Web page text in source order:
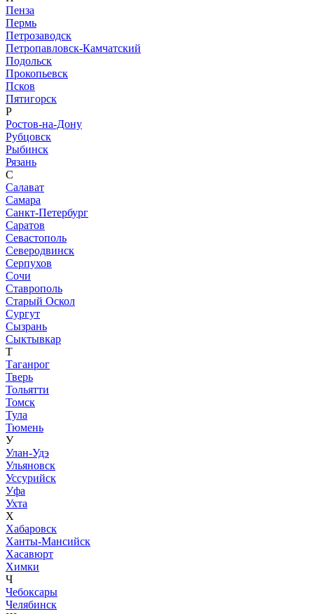
Пенза
Пермь
Петрозаводск
Петропавловск-Камчатский
Подольск
Прокопьевск
Псков
Пятигорск
Р
Ростов-на-Дону
Рубцовск
Рыбинск
Рязань
С
Салават
Самара
Санкт-Петербург
Саратов
Севастополь
Северодвинск
Серпухов
Сочи
Ставрополь
Старый Оскол
Сургут
Сызрань
Сыктывкар
Т
Таганрог
Тверь
Тольятти
Томск
Тула
Тюмень
У
Улан-Удэ
Ульяновск
Уссурийск
Уфа
Ухта
Х
Хабаровск
Ханты-Мансийск
Хасавюрт
Химки
Ч
Чебоксары
Челябинск